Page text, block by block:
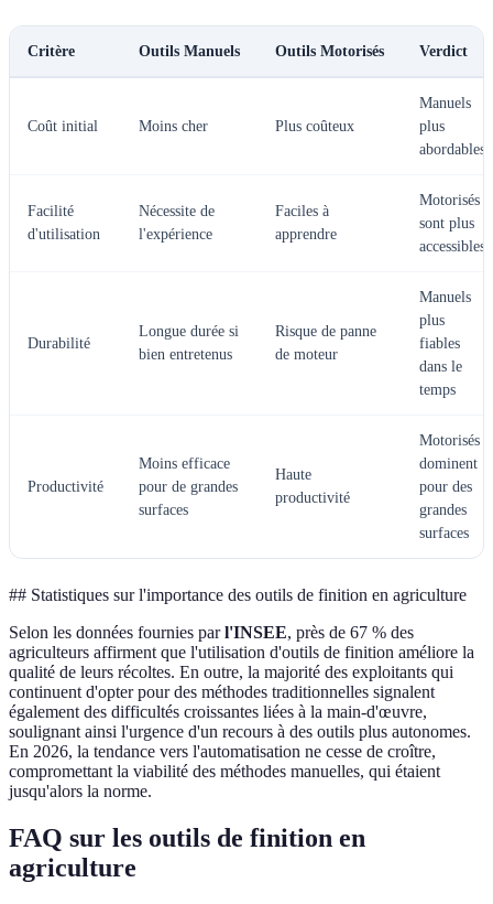
Critère Outils Manuels Outils Motorisés Verdict
Coût initial Moins cher Plus coûteux
Manuels
plus
abordables
Facilité
d'utilisation
Nécessite de
l'expérience
Faciles à
apprendre
Motorisés
sont plus
accessibles
Durabilité
Longue durée si
bien entretenus
Risque de panne
de moteur
Manuels
plus
fiables
dans le
temps
Productivité
Moins efficace
pour de grandes
surfaces
Haute
productivité
Motorisés
dominent
pour des
grandes
surfaces
## Statistiques sur l'importance des outils de finition en agriculture
Selon les données fournies parl'INSEE, près de 67 % des
agriculteurs affirment que l'utilisation d'outils de finition améliore la
qualité de leurs récoltes. En outre, la majorité des exploitants qui
continuent d'opter pour des méthodes traditionnelles signalent
également des difficultés croissantes liées à la main-d'œuvre,
soulignant ainsi l'urgence d'un recours à des outils plus autonomes.
En 2026, la tendance vers l'automatisation ne cesse de croître,
compromettant la viabilité des méthodes manuelles, qui étaient
jusqu'alors la norme.
FAQ sur les outils de finition en
agriculture